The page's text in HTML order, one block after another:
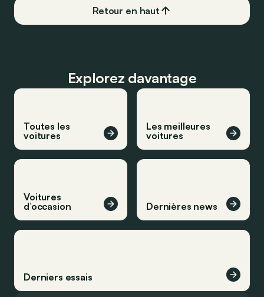
Retour en haut
Explorez davantage
Toutes les
voitures
Les meilleures
voitures
Voitures
d’occasion
Dernières news
Derniers essais